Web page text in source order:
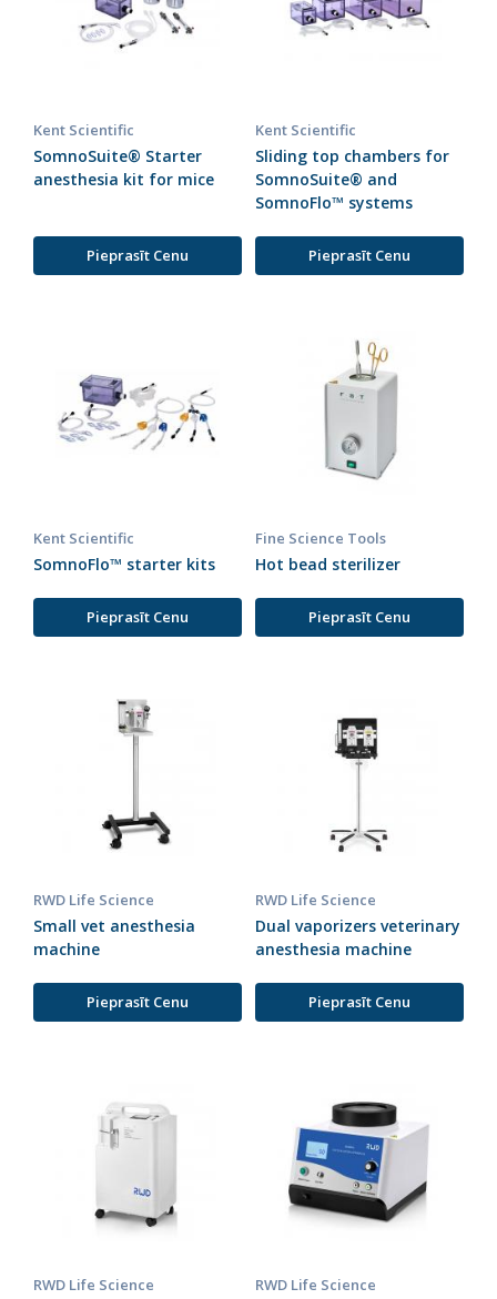
Kent Scientific
SomnoSuite® Starter
anesthesia kit for mice
Pieprasīt Cenu
Kent Scientific
Sliding top chambers for
SomnoSuite® and
SomnoFlo™ systems
Pieprasīt Cenu
Kent Scientific
SomnoFlo™ starter kits
Pieprasīt Cenu
Fine Science Tools
Hot bead sterilizer
Pieprasīt Cenu
RWD Life Science
Small vet anesthesia
machine
Pieprasīt Cenu
RWD Life Science
Dual vaporizers veterinary
anesthesia machine
Pieprasīt Cenu
RWD Life Science RWD Life Science